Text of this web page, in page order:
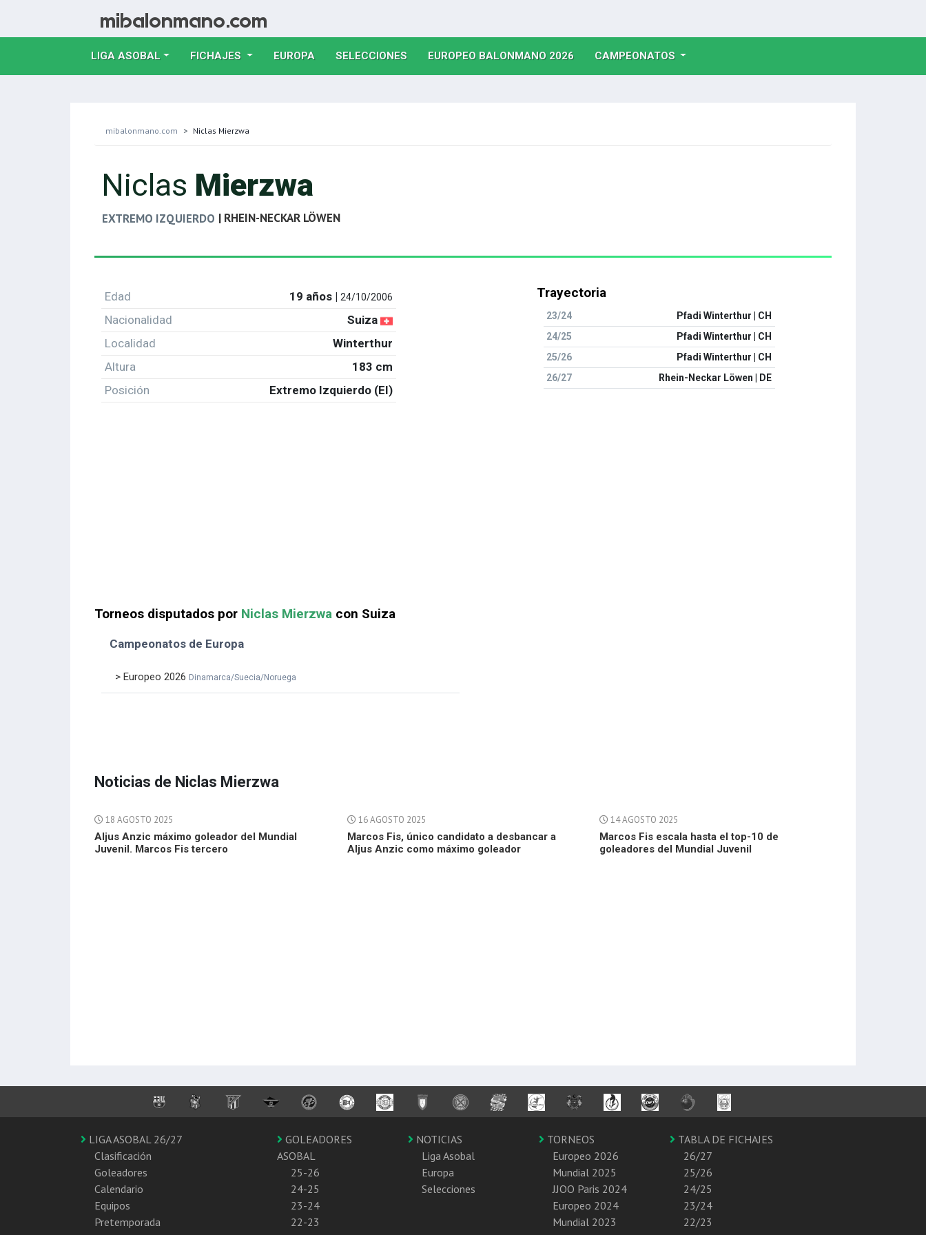
LIGA ASOBAL FICHAJES EUROPA(CURRENT)
SELECCIONES(CURRENT)
EUROPEO BALONMANO 2026(CURRENT)
CAMPEONATOS
mibalonmano.com Niclas Mierzwa
Niclas Mierzwa
EXTREMO IZQUIERDO | RHEIN-NECKAR LÖWEN
Edad 19 años |24/10/2006
Nacionalidad
Suiza
Localidad
Winterthur
Altura
183 cm
Posición
Extremo Izquierdo (EI)
Trayectoria
23/24
Pfadi Winterthur | CH
24/25
Pfadi Winterthur | CH
25/26
Pfadi Winterthur | CH
26/27
Rhein-Neckar Löwen | DE
Torneos disputados por Niclas Mierzwa con Suiza
Campeonatos de Europa
> Europeo 2026 Dinamarca/Suecia/Noruega
Noticias de Niclas Mierzwa
18 AGOSTO 2025
Aljus Anzic máximo goleador del Mundial
Juvenil. Marcos Fis tercero
16 AGOSTO 2025
Marcos Fis, único candidato a desbancar a
Aljus Anzic como máximo goleador
14 AGOSTO 2025
Marcos Fis escala hasta el top-10 de
goleadores del Mundial Juvenil
LIGA ASOBAL 26/27
Clasificación
Goleadores
Calendario
Equipos
Pretemporada
GOLEADORES
ASOBAL
25-26
24-25
23-24
22-23
NOTICIAS
Liga Asobal
Europa
Selecciones
TORNEOS
Europeo 2026
Mundial 2025
JJOO Paris 2024
Europeo 2024
Mundial 2023
TABLA DE FICHAJES
26/27
25/26
24/25
23/24
22/23